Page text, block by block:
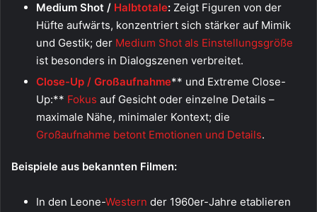
Medium Shot / Halbtotale: Zeigt Figuren von der
Hüfte aufwärts, konzentriert sich stärker auf Mimik
und Gestik; der Medium Shot als Einstellungsgröße
ist besonders in Dialogszenen verbreitet.
Close-Up / Großaufnahme** und Extreme Close-
Up:** Fokus auf Gesicht oder einzelne Details –
maximale Nähe, minimaler Kontext; die
Großaufnahme betont Emotionen und Details.
Beispiele aus bekannten Filmen:
In den Leone-Western der 1960er-Jahre etablieren